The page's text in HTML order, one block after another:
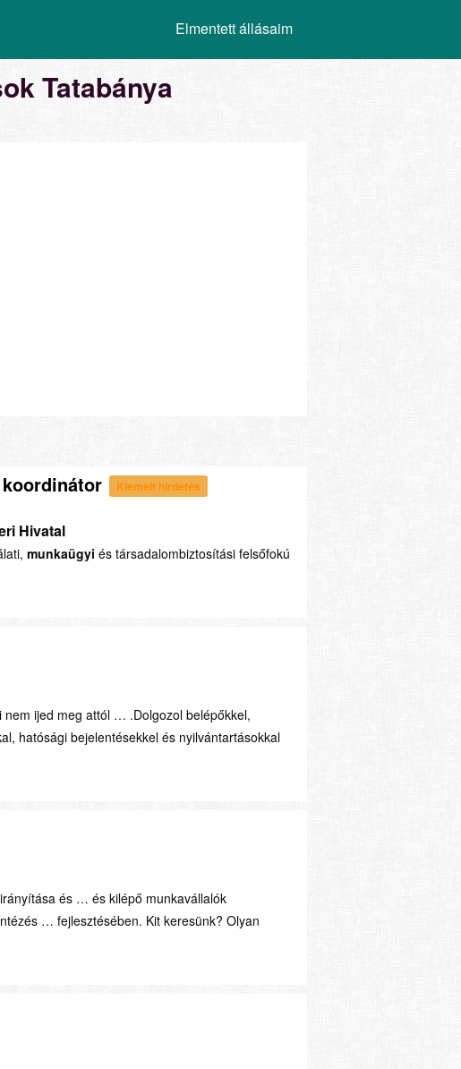
Elmentett állásaim
Tatabánya
Kiemelt hirdetés
Hivatal
munkaügyi és társadalombiztosítási felsőfokú
nem ijed meg attól … .Dolgozol belépőkkel,
hatósági bejelentésekkel és nyilvántartásokkal
és … és kilépő munkavállalók
… fejlesztésében. Kit keresünk? Olyan